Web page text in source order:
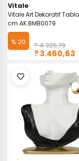
Vitale
Vitale Art Dekoratif
cm AK.BMB0079
% 20 ? 4.325,79
? 3.460,63